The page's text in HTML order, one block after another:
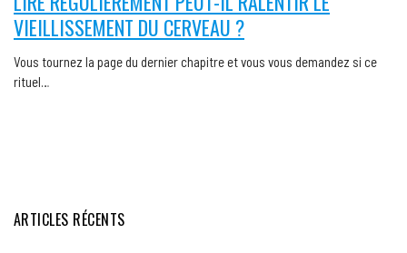
VIEILLISSEMENT DU CERVEAU ?
Vous tournez la page du dernier chapitre et vous vous demandez si ce
rituel…
ARTICLES RÉCENTS